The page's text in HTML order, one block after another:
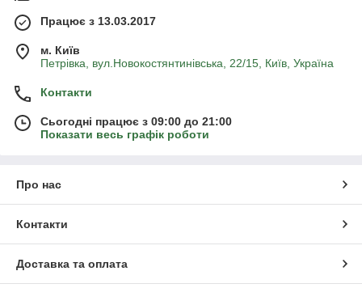
Працює з 13.03.2017
м. Київ
Петрівка, вул.Новокостянтинівська, 22/15, Київ, Україна
Контакти
Сьогодні працює з 09:00 до 21:00
Показати весь графік роботи
Про нас
Контакти
Доставка та оплата